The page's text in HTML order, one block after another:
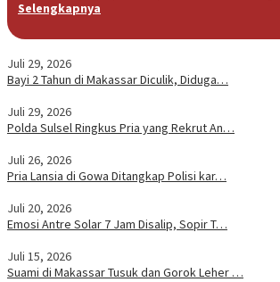
Selengkapnya
Juli 29, 2026
Bayi 2 Tahun di Makassar Diculik, Diduga…
Juli 29, 2026
Polda Sulsel Ringkus Pria yang Rekrut An…
Juli 26, 2026
Pria Lansia di Gowa Ditangkap Polisi kar…
Juli 20, 2026
Emosi Antre Solar 7 Jam Disalip, Sopir T…
Juli 15, 2026
Suami di Makassar Tusuk dan Gorok Leher …